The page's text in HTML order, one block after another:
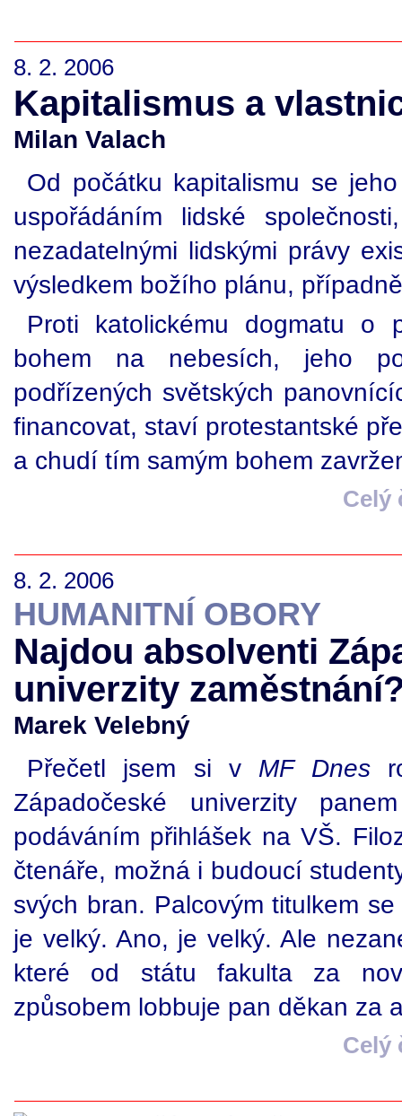
8. 2. 2006
Kapitalismus a
Milan Valach
Od počátku kapitalismu se
uspořádáním lidské
nezadatelnými lidskými právy
výsledkem božího plánu,
Proti katolickému dogmatu o
bohem na nebesích, jeho
podřízených světských
financovat, staví protestantské
a chudí tím samým bohem
Celý
8. 2. 2006
HUMANITNÍ OBORY
Najdou absolventi
univerzity
Marek Velebný
Přečetl jsem si v MF Dnes
Západočeské univerzity
podáváním přihlášek na VŠ.
čtenáře, možná i budoucí
svých bran. Palcovým titulkem
je velký. Ano, je velký. Ale
které od státu fakulta za
způsobem lobbuje pan děkan za
Celý